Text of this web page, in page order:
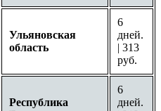
Ульяновская
область
6
дней.
| 313
руб.
Республика
6
дней.